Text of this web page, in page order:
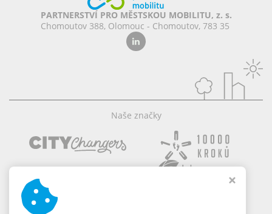
PARTNERSTVÍ PRO MĚSTSKOU MOBILITU, z. s.
Chomoutov 388, Olomouc - Chomoutov, 783 35
Naše značky